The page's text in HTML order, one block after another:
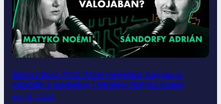
Biznisz Boyz #143: Most megérted, hogyan is
működik a marketing | Vendég: Matykó Noémi
ápr 19, 2024